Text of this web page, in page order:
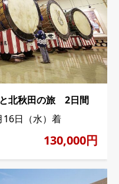
北秋田の旅 2日間
16日（水）着
130,000円